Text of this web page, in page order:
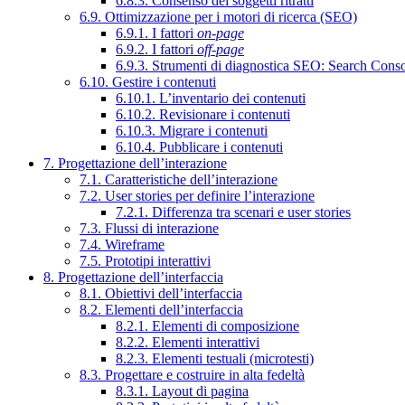
6.9. Ottimizzazione per i motori di ricerca (SEO)
6.9.1. I fattori on-page
6.9.2. I fattori off-page
6.9.3. Strumenti di diagnostica SEO: Search
6.10. Gestire i contenuti
6.10.1. L’inventario dei contenuti
6.10.2. Revisionare i contenuti
6.10.3. Migrare i contenuti
6.10.4. Pubblicare i contenuti
7. Progettazione dell’interazione
7.1. Caratteristiche dell’interazione
7.2. User stories per definire l’interazione
7.2.1. Differenza tra scenari e user stories
7.3. Flussi di interazione
7.4. Wireframe
7.5. Prototipi interattivi
8. Progettazione dell’interfaccia
8.1. Obiettivi dell’interfaccia
8.2. Elementi dell’interfaccia
8.2.1. Elementi di composizione
8.2.2. Elementi interattivi
8.2.3. Elementi testuali (microtesti)
8.3. Progettare e costruire in alta fedeltà
8.3.1. Layout di pagina